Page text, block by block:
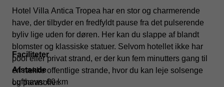
Hotel Villa Antica Tropea har en stor og charmerende
have, der tilbyder en fredfyldt pause fra det pulserende
byliv lige uden for døren. Her kan du slappe af blandt
blomster og klassiske statuer. Selvom hotellet ikke har
pool eller privat strand, er der kun fem minutters gang til
en række offentlige strande, hvor du kan leje solsenge
og parasoller.
Faciliteter
Afstande
Lufthavn: 60 km